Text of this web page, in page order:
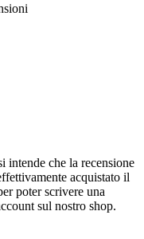
che la recensione
acquistato il
poter scrivere una
sul nostro shop.